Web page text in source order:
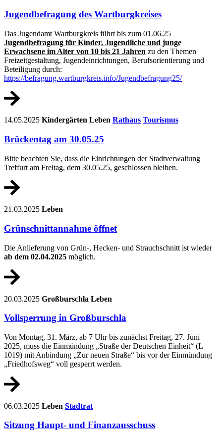
Jugendbefragung des Wartburgkreises
Das Jugendamt Wartburgkreis führt bis zum 01.06.25
Jugendbefragung für Kinder, Jugendliche und junge
Erwachsene im Alter von 10 bis 21 Jahren zu den Themen
Freizeitgestaltung, Jugendeinrichtungen, Berufsorientierung und
Beteiligung durch:
https://befragung.wartburgkreis.info/Jugendbefragung25/
14.05.2025 Kindergärten Leben Rathaus Tourismus
Brückentag am 30.05.25
Bitte beachten Sie, dass die Einrichtungen der Stadtverwaltung
Treffurt am Freitag, dem 30.05.25, geschlossen bleiben.
21.03.2025 Leben
Grünschnittannahme öffnet
Die Anlieferung von Grün-, Hecken- und Strauchschnitt ist wieder
ab dem 02.04.2025 möglich.
20.03.2025 Großburschla Leben
Vollsperrung in Großburschla
Von Montag, 31. März, ab 7 Uhr bis zunächst Freitag, 27. Juni
2025, muss die Einmündung „Straße der Deutschen Einheit“ (L
1019) mit Anbindung „Zur neuen Straße“ bis vor der Einmündung
„Friedhofsweg“ voll gesperrt werden.
06.03.2025 Leben Stadtrat
Sitzung Haupt- und Finanzausschuss